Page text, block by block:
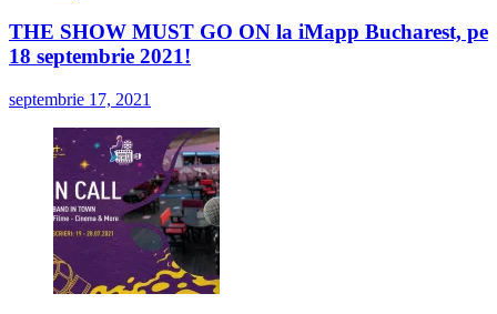
THE SHOW MUST GO ON la iMapp Bucharest, pe
18 septembrie 2021!
septembrie 17, 2021